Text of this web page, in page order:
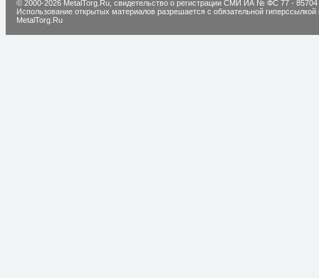
© 2000-2026 MetalTorg.Ru, cвидетельство о регистрации СМИ ИА № ФС 77 - 85704
Использование открытых материалов разрешается с обязательной гиперссылкой
MetalTorg.Ru